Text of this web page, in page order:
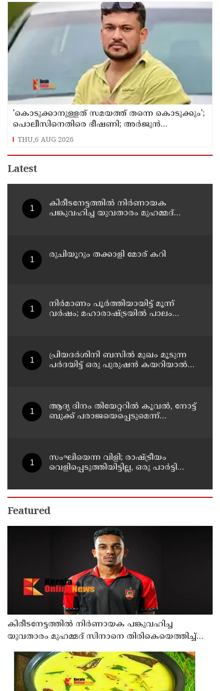
'കൊടുക്കാനുള്ളത് സമയത്ത് തന്നെ കൊടുക്കും';
പൊലീസിനെതിരെ ഭീഷണി; അർജുൻ
ആയങ്കിക്കെതിരെ കേസെടുത്തു
THU,6 AUG 2026
Latest
കിരീടനേട്ടത്തില്‍ നിര്‍ണായക
പങ്കുവഹിച്ച യുവതാരം മുഹമ്മദ്
രുചിയൂറും തക്കാളി മോര് കറി
നിർമാണം പൂർത്തിയായിട്ട് മൂന്ന്
വർഷം; മഹാരാഷ്ട്രയിൽ പാലം
പ്രിയദർശിനി ബസിൽ മുഖം മൂടുന്ന
പർദയിട്ട് ഒരു പുരുഷൻ കയറിയാൽ
ആദ്യ ദിനം തിയേറ്ററില്‍ കൂവല്‍, നോട്ട്
ബുക്ക് പരാജയെപ്പെടുമെന്ന്
സംഘിയെന്ന വിളി; രാഷ്ട്രീയം
വെളിപ്പെടുത്തിയിട്ടില്ല, ഒരു പാര്‍ട്ടിയും
മാധവന്‍
Featured
കിരീടനേട്ടത്തില്‍ നിര്‍ണായക പങ്കുവഹിച്ച
യുവതാരം മുഹമ്മദ് സിനാനെ തിരികെയെത്തിച്ച്